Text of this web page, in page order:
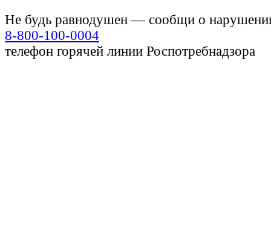
Не будь равнодушен — сообщи о
8-800-100-0004
телефон горячей линии Роспотребнадзора